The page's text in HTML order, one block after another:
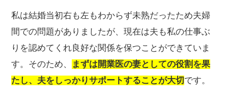
私は結婚当初右も左もわからず未熟だったため夫婦
間での問題がありましたが、現在は夫も私の仕事ぶ
りを認めてくれ良好な関係を保つことができていま
す。そのため、
まずは開業医の妻としての役割を果
たし、夫をしっかりサポートすることが大切 です。